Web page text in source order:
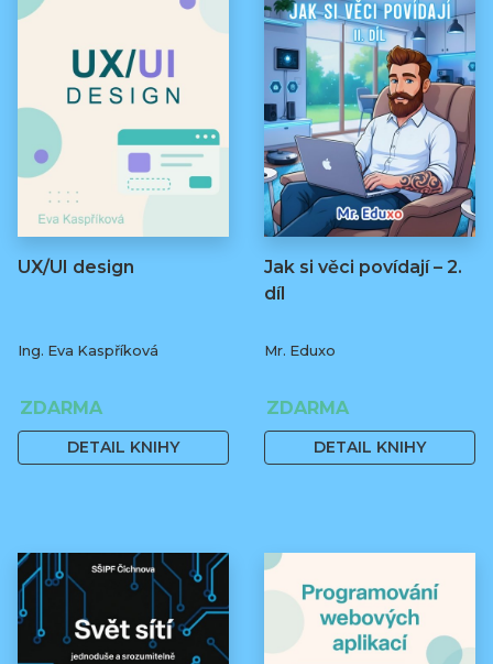
UX/UI design
Ing. Eva Kaspříková
ZDARMA
DETAIL KNIHY
Jak si věci povídají – 2.
díl
Mr. Eduxo
ZDARMA
DETAIL KNIHY